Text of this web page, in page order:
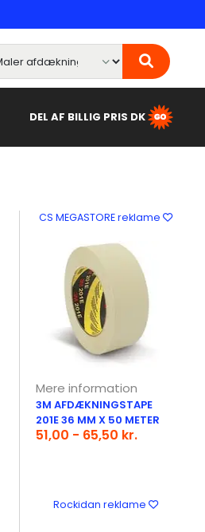
DEL AF BILLIG PRIS DK
CS MEGASTORE reklame
Mere information
3M AFDÆKNINGSTAPE
201E 36 MM X 50 METER
51,00 - 65,50 kr.
Rockidan reklame